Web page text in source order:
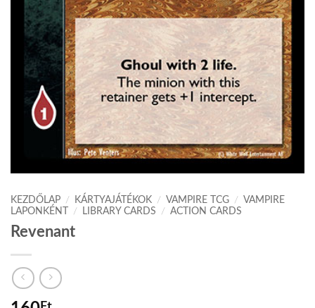
KEZDŐLAP / KÁRTYAJÁTÉKOK / VAMPIRE TCG /
VAMPIRE
LAPONKÉNT
/ LIBRARY CARDS / ACTION CARDS
Revenant